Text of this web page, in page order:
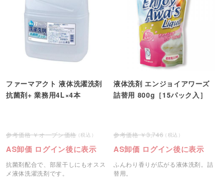
ファーマアクト 液体洗濯洗剤
抗菌剤+ 業務用4L×4本
オープン価格
AS卸価 ログイン後に表示
抗菌剤配合で、部屋干しにもオスス
メ液体洗濯洗剤です。
液体洗剤 エンジョイアワーズ
詰替用 800g［15パック入］
3,746
AS卸価 ログイン後に表示
ふんわり香りが広がる液体洗剤。詰
替用。